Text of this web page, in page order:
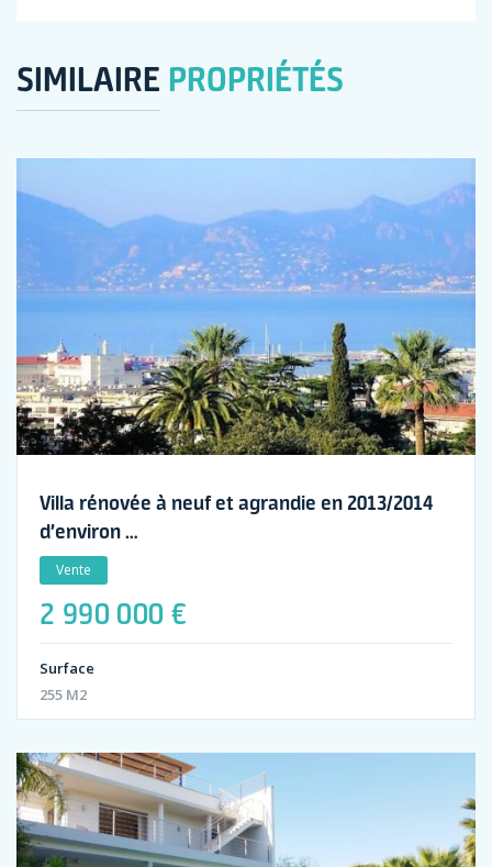
SIMILAIRE PROPRIÉTÉS
Villa rénovée à neuf et agrandie en 2013/2014
d’environ …
Vente
2 990 000 €
Surface
255 M2